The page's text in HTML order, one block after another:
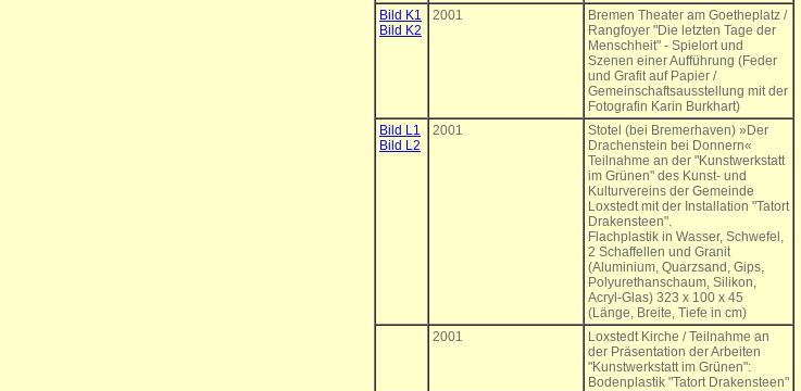
Bild K1
Bild K2
2001
Bremen Theater am Goetheplatz /
Rangfoyer "Die letzten Tage der
Menschheit" - Spielort und
Szenen einer Aufführung (Feder
und Grafit auf Papier /
Gemeinschaftsausstellung mit der
Fotografin Karin Burkhart)
Bild L1
Bild L2
2001
Stotel (bei Bremerhaven) »Der
Drachenstein bei Donnern«
Teilnahme an der "Kunstwerkstatt
im Grünen" des Kunst- und
Kulturvereins der Gemeinde
Loxstedt mit der Installation "Tatort
Drakensteen".
Flachplastik in Wasser, Schwefel,
2 Schaffellen und Granit
(Aluminium, Quarzsand, Gips,
Polyurethanschaum, Silikon,
Acryl-Glas) 323 x 100 x 45
(Länge, Breite, Tiefe in cm)
2001
Loxstedt Kirche / Teilnahme an
der Präsentation der Arbeiten
"Kunstwerkstatt im Grünen":
Bodenplastik "Tatort Drakensteen"